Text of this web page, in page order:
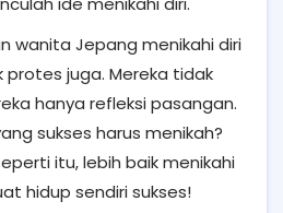
wanita Jepang menikahi diri
juga. Mereka tidak
hanya refleksi pasangan.
sukses harus menikah?
itu, lebih baik menikahi
hidup sendiri sukses!